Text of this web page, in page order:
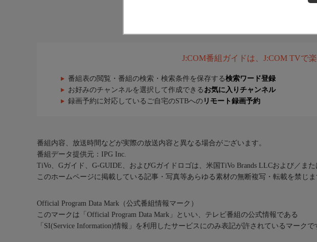
J:COM番組ガイドは、J:COM TVで
番組表の閲覧・番組の検索・検索条件を保存する検索ワード登録
お好みのチャンネルを選択して作成できる お気に入りチャンネル
録画予約に対応しているご自宅のSTBへの リモート録画予約
番組内容、放送時間などが実際の放送内容と異なる場合がございます。
番組データ提供元：IPG Inc.
TiVo、Gガイド、G-GUIDE、およびGガイドロゴは、米国TiVo Brands LLCおよび／ま
このホームページに掲載している記事・写真等あらゆる素材の無断複写・転載を禁じま
Official Program Data Mark（公式番組情報マーク）
このマークは「Official Program Data Mark」といい、テレビ番組の公式情報である
「SI(Service Information)情報」を利用したサービスにのみ表記が許されているマークで